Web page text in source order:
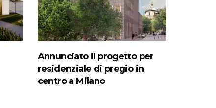
Annunciato il progetto per
residenziale di pregio in
centro a Milano